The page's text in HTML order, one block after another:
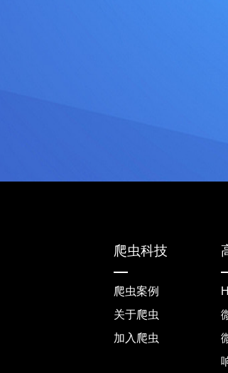
爬虫科技
爬虫案例
关于爬虫
加入爬虫